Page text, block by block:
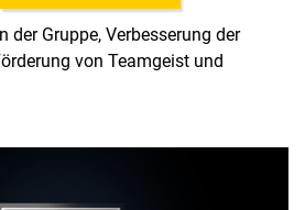
der Gruppe, Verbesserung der
von Teamgeist und